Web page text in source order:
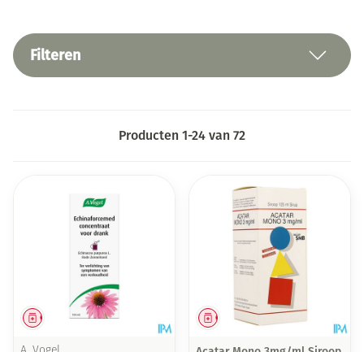
Filteren
Producten 1-24 van 72
Geneesmiddel Geneesmiddel